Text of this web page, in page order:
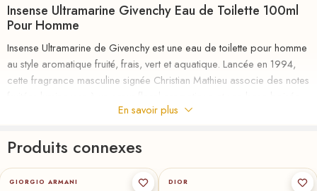
Insense Ultramarine Givenchy Eau de Toilette 100ml
Pour Homme
Insense Ultramarine de Givenchy est une eau de toilette pour homme
au style aromatique fruité, frais, vert et aquatique. Lancée en 1994,
cette fragrance masculine signée Christian Mathieu associe des notes
Les notes de tête sontPastèque, Cassis, Bergamote et Férule
En savoir plus
Produits connexes
100-ml 200-ml ★ 50-ml
GIORGIO ARMANI DIOR